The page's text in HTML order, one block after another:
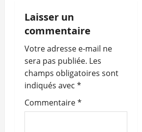
i
g
a
t
i
o
Laisser un
commentaire
Votre adresse e-mail ne
sera pas publiée. Les
champs obligatoires sont
indiqués avec *
Commentaire*